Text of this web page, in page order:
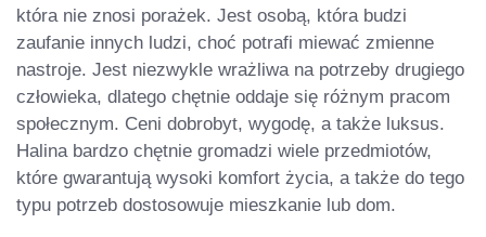
która nie znosi porażek. Jest osobą, która budzi
zaufanie innych ludzi, choć potrafi miewać zmienne
nastroje. Jest niezwykle wrażliwa na potrzeby drugiego
człowieka, dlatego chętnie oddaje się różnym pracom
społecznym. Ceni dobrobyt, wygodę, a także luksus.
Halina bardzo chętnie gromadzi wiele przedmiotów,
które gwarantują wysoki komfort życia, a także do tego
typu potrzeb dostosowuje mieszkanie lub dom.